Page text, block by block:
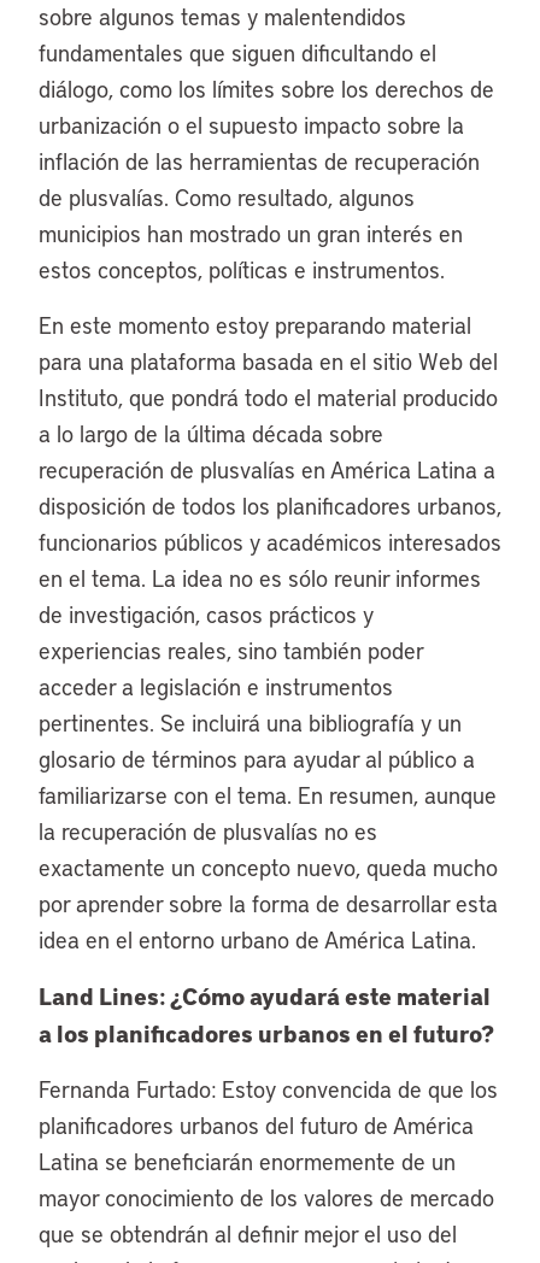
sobre algunos temas y malentendidos
fundamentales que siguen dificultando el
diálogo, como los límites sobre los derechos de
urbanización o el supuesto impacto sobre la
inflación de las herramientas de recuperación
de plusvalías. Como resultado, algunos
municipios han mostrado un gran interés en
estos conceptos, políticas e instrumentos.
En este momento estoy preparando material
para una plataforma basada en el sitio Web del
Instituto, que pondrá todo el material producido
a lo largo de la última década sobre
recuperación de plusvalías en América Latina a
disposición de todos los planificadores urbanos,
funcionarios públicos y académicos interesados
en el tema. La idea no es sólo reunir informes
de investigación, casos prácticos y
experiencias reales, sino también poder
acceder a legislación e instrumentos
pertinentes. Se incluirá una bibliografía y un
glosario de términos para ayudar al público a
familiarizarse con el tema. En resumen, aunque
la recuperación de plusvalías no es
exactamente un concepto nuevo, queda mucho
por aprender sobre la forma de desarrollar esta
idea en el entorno urbano de América Latina.
Land Lines: ¿Cómo ayudará este material
a los planificadores urbanos en el futuro?
Fernanda Furtado: Estoy convencida de que los
planificadores urbanos del futuro de América
Latina se beneficiarán enormemente de un
mayor conocimiento de los valores de mercado
que se obtendrán al definir mejor el uso del